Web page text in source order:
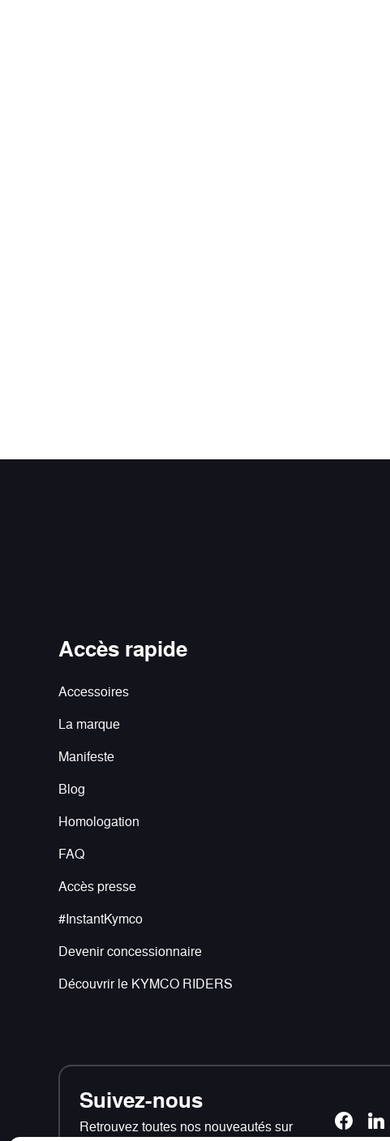
Accès rapide
Accessoires
La marque
Manifeste
Blog
Homologation
FAQ
Accès presse
#InstantKymco
Devenir concessionnaire
Découvrir le KYMCO RIDERS
Suivez-nous
Retrouvez toutes nos nouveautés sur